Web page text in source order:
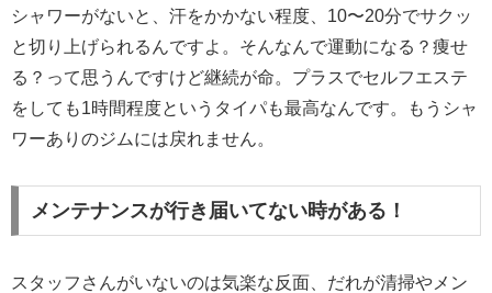
シャワーがないと、汗をかかない程度、10〜20分でサクッ
と切り上げられるんですよ。そんなんで運動になる？痩せ
る？って思うんですけど継続が命。プラスでセルフエステ
をしても1時間程度というタイパも最高なんです。もうシャ
ワーありのジムには戻れません。
メンテナンスが行き届いてない時がある！
スタッフさんがいないのは気楽な反面、だれが清掃やメン